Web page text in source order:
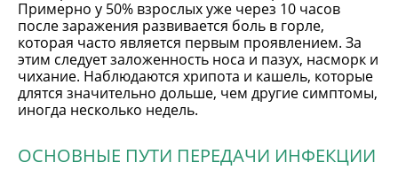
Примерно у 50% взрослых уже через 10 часов
после заражения развивается боль в горле,
которая часто является первым проявлением. За
этим следует заложенность носа и пазух, насморк и
чихание. Наблюдаются хрипота и кашель, которые
длятся значительно дольше, чем другие симптомы,
иногда несколько недель.
ОСНОВНЫЕ ПУТИ ПЕРЕДАЧИ ИНФЕКЦИИ